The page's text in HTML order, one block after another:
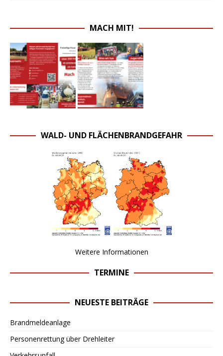
MACH MIT!
WALD- UND FLÄCHENBRANDGEFAHR
Weitere Informationen
TERMINE
NEUESTE BEITRÄGE
Brandmeldeanlage
Personenrettung über Drehleiter